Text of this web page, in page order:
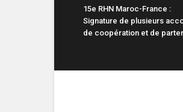
15e RHN Maroc-France :
Signature de plusieurs
de coopération et de